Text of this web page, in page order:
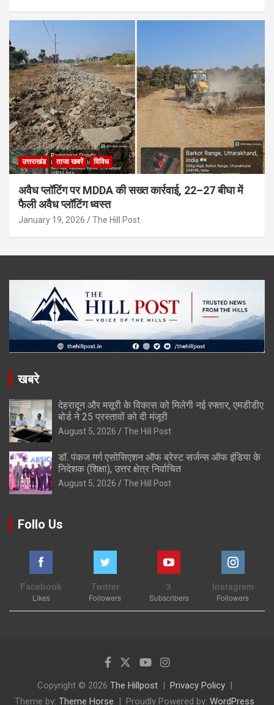
उत्तराखंड ताजा खबरें विविध
अवैध प्लॉटिंग पर MDDA की सख्त कार्रवाई, 22–27 बीघा में
फैली अवैध प्लॉटिंग ध्वस्त
January 19, 2026 The Hill Post
खबरे
देहरादून और मसूरी के विकास को मिलेगी नई रफ्तार, एमडीडीए
बोर्ड ने 25 प्रस्तावों को दी मंजूरी
August 5, 2026 The Hill Post
डॉ. पंकज गर्ग एसोसिएशन ऑफ ब्रेस्ट सर्जन्स ऑफ इंडिया के
निदेशक (शिक्षा), उत्तर क्षेत्र निर्वाचित
August 5, 2026 The Hill Post
Follo Us
Facebook
Likes
Twitter
Followers
3
Subscribers
Instagram
Followers
Copyright © 2026 The Hillpost
Privacy Policy
Theme by: Theme Horse Proudly Powered by: WordPress